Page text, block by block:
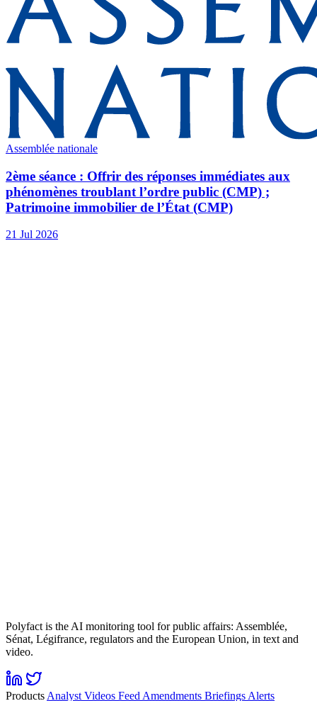
Assemblée nationale
2ème séance : Offrir des réponses immédiates aux
phénomènes troublant l’ordre public (CMP) ;
Patrimoine immobilier de l’État (CMP)
21 Jul 2026
Polyfact is the AI monitoring tool for public affairs: Assemblée,
Sénat, Légifrance, regulators and the European Union, in text and
video.
ProductsAnalyst Videos FeedAmendments BriefingsAlerts